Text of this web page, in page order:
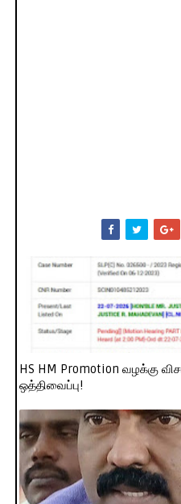
HS HM Promotion வழக்கு
ஒத்திவைப்பு!